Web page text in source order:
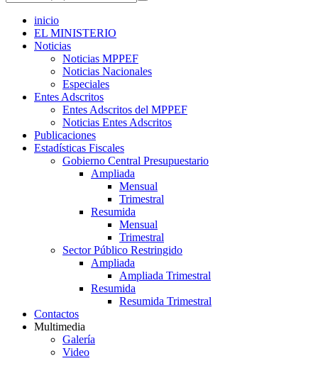
inicio
EL MINISTERIO
Noticias
Noticias MPPEF
Noticias Nacionales
Especiales
Entes Adscritos
Entes Adscritos del MPPEF
Noticias Entes Adscritos
Publicaciones
Estadísticas Fiscales
Gobierno Central Presupuestario
Ampliada
Mensual
Trimestral
Resumida
Mensual
Trimestral
Sector Público Restringido
Ampliada
Ampliada Trimestral
Resumida
Resumida Trimestral
Contactos
Multimedia
Galería
Video